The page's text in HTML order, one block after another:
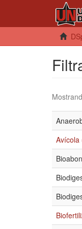
Avícola